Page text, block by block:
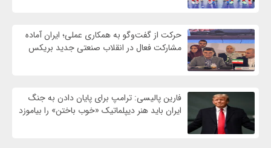
حرکت از گفت‌وگو به همکاری عملی؛ ایران آماده
مشارکت فعال در انقلاب صنعتی جدید بریکس
فارین پالیسی: ترامپ برای پایان دادن به جنگ
ایران باید هنر دیپلماتیک «خوب باختن» را بیاموزد